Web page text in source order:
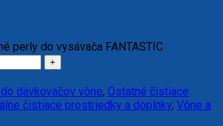
perly do vysávača FANTASTIC
dávkovačov vône, Ostatné čistiace
čistiace prostriedky a doplnky, Vône a